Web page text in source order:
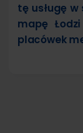
tę usługę
mapę
placówek